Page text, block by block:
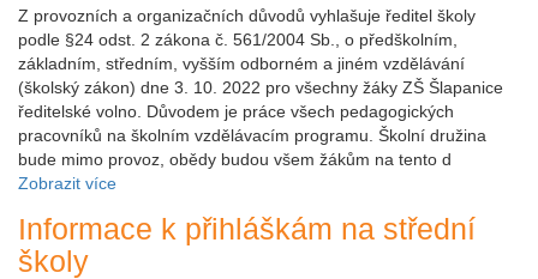
Z provozních a organizačních důvodů vyhlašuje ředitel školy
podle §24 odst. 2 zákona č. 561/2004 Sb., o předškolním,
základním, středním, vyšším odborném a jiném vzdělávání
(školský zákon) dne 3. 10. 2022 pro všechny žáky ZŠ Šlapanice
ředitelské volno. Důvodem je práce všech pedagogických
pracovníků na školním vzdělávacím programu. Školní družina
bude mimo provoz, obědy budou všem žákům na tento d
Zobrazit více
Informace k přihláškám na střední
školy